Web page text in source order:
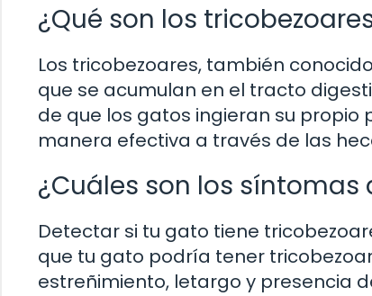
¿Qué son los
Los tricobezoares, también
que se acumulan en el tracto
de que los gatos ingieran su
manera efectiva a través de las
¿Cuáles son los
Detectar si tu gato tiene
que tu gato podría tener
estreñimiento, letargo y presencia